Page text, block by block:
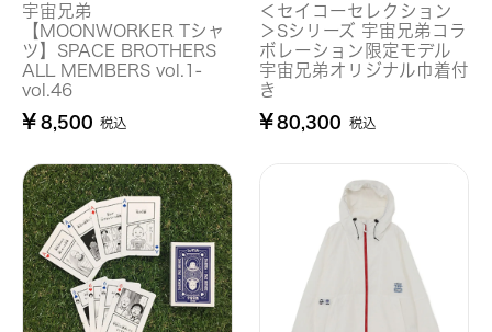
宇宙兄弟
【MOONWORKER Tシャ
ツ】SPACE BROTHERS
ALL MEMBERS vol.1-
vol.46
¥ 8,500 税込
＜セイコーセレクション
＞Sシリーズ 宇宙兄弟コラ
ボレーション限定モデル
宇宙兄弟オリジナル巾着付
き
¥ 80,300 税込